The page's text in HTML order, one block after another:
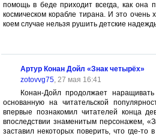
помощь в беде приходит всегда, как она
космическом корабле тирана. И это очень
коем случае нельзя рушить детские
Артур Конан Дойл «Знак четырёх»
zotovvg75, 27 мая 16:41
Конан-Дойл продолжает
основанную на читательской
впервые познакомил читателей конца
впоследствии знаменитым персонажем,
заставил некоторых поверить, что где-то